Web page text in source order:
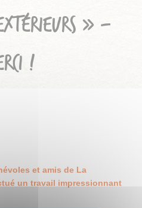
» –
!
et amis de La
un travail impressionnant